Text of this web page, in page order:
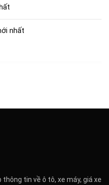
nhất
tin về ô tô, xe máy, giá xe